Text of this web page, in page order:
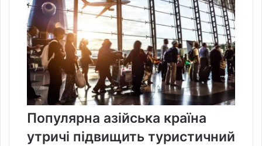
Популярна азійська країна
утричі підвищить туристичний